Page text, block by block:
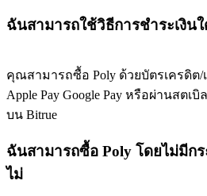
ฉันสามารถใช้วิธีการชำระเงิน
คุณสามารถซื้อ Poly ด้วยบัตรเครดิต/
Apple Pay Google Pay หรือผ่านสตเ
บน Bitrue
ฉันสามารถซื้อ Poly โดยไม่มีกร
ไม่